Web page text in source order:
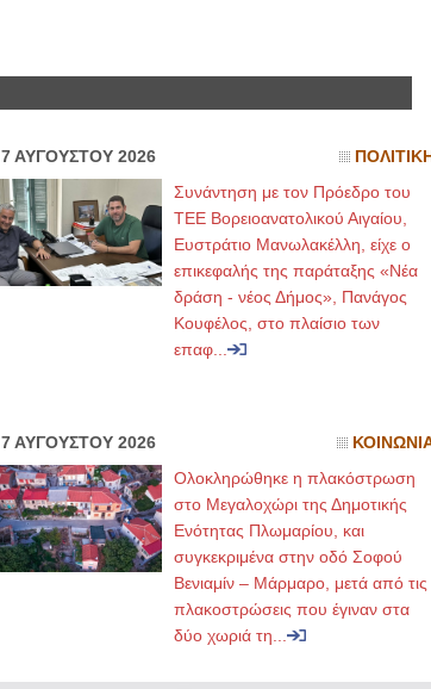
7 ΑΥΓΟΥΣΤΟΥ 2026 ΠΟΛΙΤΙΚΗ
Συνάντηση με τον Πρόεδρο του
ΤΕΕ Βορειοανατολικού Αιγαίου,
Ευστράτιο Μανωλακέλλη, είχε ο
επικεφαλής της παράταξης «Νέα
δράση - νέος Δήμος», Πανάγος
Κουφέλος, στο πλαίσιο των
επαφ...
7 ΑΥΓΟΥΣΤΟΥ 2026
Ολοκληρώθηκε η πλακόστρωση
στο Μεγαλοχώρι της Δημοτικής
Ενότητας Πλωμαρίου, και
συγκεκριμένα στην οδό Σοφού
Βενιαμίν – Μάρμαρο, μετά από τις
πλακοστρώσεις που έγιναν στα
δύο χωριά τη...
ΙΩΑΝΝΗΣ Α. ΜΑΛΛΙΑΣ
ΧΕΙΡΟΥΡΓΟΣ
ΟΦΘΑΛΜΙΑΤΡΟΣ
Διδάκτωρ Ιατρικής Σχολής
Πανεπιστημίου Αθηνών
Καλλιπόλεως 3,Νέα Σμύρνη,
τηλ:210-9320215
Καβέτσου 10, Μυτιλήνη, τηλ:
2251038065
Στρατιωτικός Ιατρός
Διπλωματούχος Ευρ.Ακαδημίας
Πάρνηθας 95-97 Αχαρναί
2102467085 & 6938502258
email- elenboumpa@gmail.com